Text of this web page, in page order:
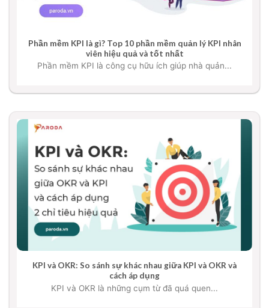
Phần mềm KPI là gì? Top 10 phần mềm quản lý KPI nhân
viên hiệu quả và tốt nhất
Phần mềm KPI là công cụ hữu ích giúp nhà quản...
KPI và OKR: So sánh sự khác nhau giữa KPI và OKR và
cách áp dụng
KPI và OKR là những cụm từ đã quá quen...